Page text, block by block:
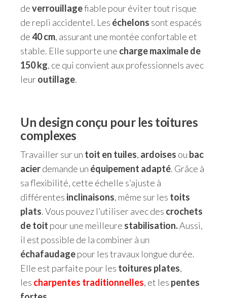
deverrouillagefiable pour éviter tout risque
de repli accidentel. Les échelons sont espacés
de40 cm, assurant une montée confortable et
stable. Elle supporte une charge maximale de
150 kg, ce qui convient aux professionnels avec
leuroutillage.
Un design conçu pour les toitures
complexes
Travailler sur un toit en tuiles, ardoises ou bac
acierdemande un équipement adapté. Grâce à
sa flexibilité, cette échelle s’ajuste à
différentes inclinaisons, même sur les toits
plats. Vous pouvez l’utiliser avec des crochets
de toit pour une meilleure stabilisation.Aussi,
il est possible de la combiner à un
échafaudagepour les travaux longue durée.
Elle est parfaite pour les toitures plates,
les charpentes traditionnelles, et les pentes